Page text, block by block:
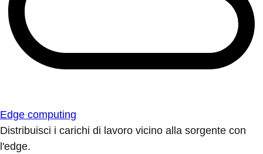
Edge computing
Distribuisci i carichi di lavoro vicino alla sorgente con
l'edge.